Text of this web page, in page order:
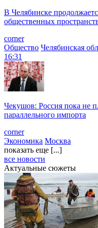
В Челябинске
общественных
corner
Общество Челябинская
16:31
Чекушов: Россия пока не
параллельного импорта
corner
Экономика Москва
показать еще [...]
все новости
Актуальные сюжеты